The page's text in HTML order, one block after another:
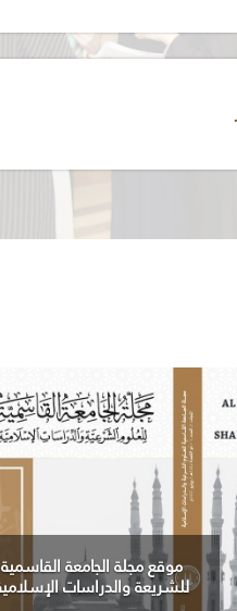
رابط مكتبة الجامعة القاسمية